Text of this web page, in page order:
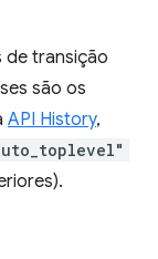
de transição
são os
API History,